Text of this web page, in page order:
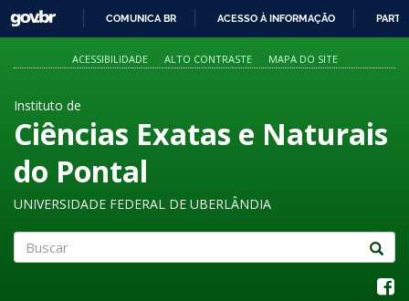
PARA
O
GOVBR
COMUNICA BR ACESSO À INFORMAÇÃO
ACESSIBILIDADE ALTO CONTRASTE MAPA DO SITE
Instituto de
Ciências Exatas e Naturais
do Pontal
UNIVERSIDADE FEDERAL DE UBERLÂNDIA